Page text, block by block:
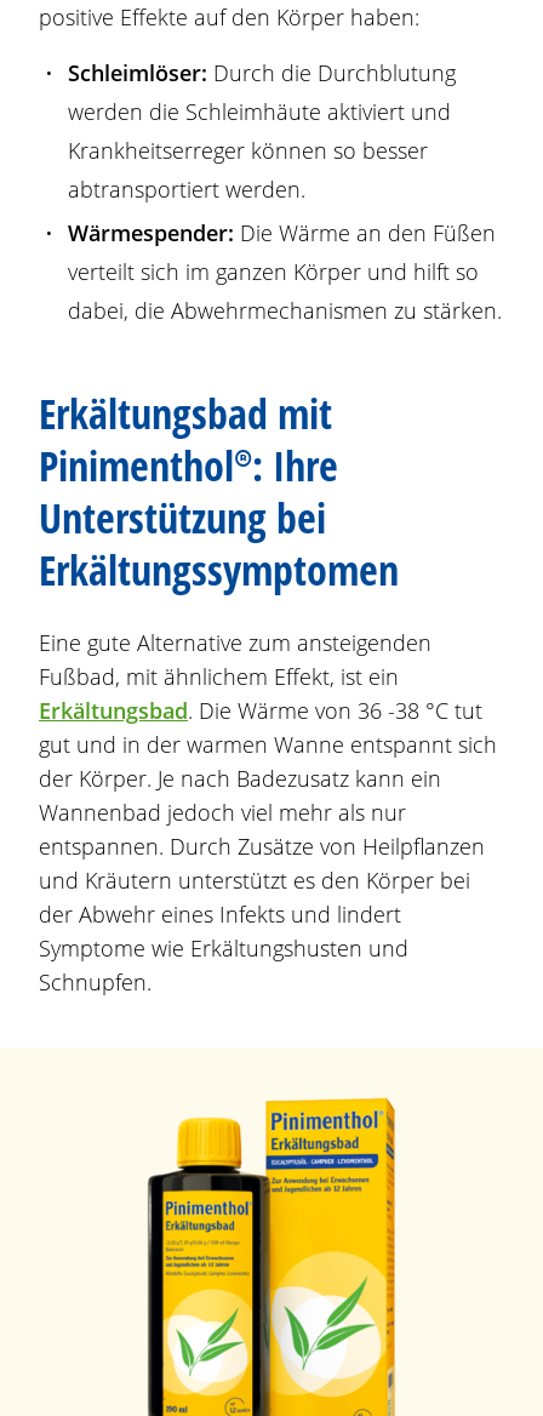
positive Effekte auf den Körper haben:
Schleimlöser: Durch die Durchblutung
werden die Schleimhäute aktiviert und
Krankheitserreger können so besser
abtransportiert werden.
Wärmespender: Die Wärme an den Füßen
verteilt sich im ganzen Körper und hilft so
dabei, die Abwehrmechanismen zu stärken.
Erkältungsbad mit
Pinimenthol®: Ihre
Unterstützung bei
Erkältungssymptomen
Eine gute Alternative zum ansteigenden
Fußbad, mit ähnlichem Effekt, ist ein
Erkältungsbad. Die Wärme von 36 -38 °C tut
gut und in der warmen Wanne entspannt sich
der Körper. Je nach Badezusatz kann ein
Wannenbad jedoch viel mehr als nur
entspannen. Durch Zusätze von Heilpflanzen
und Kräutern unterstützt es den Körper bei
der Abwehr eines Infekts und lindert
Symptome wie Erkältungshusten und
Schnupfen.